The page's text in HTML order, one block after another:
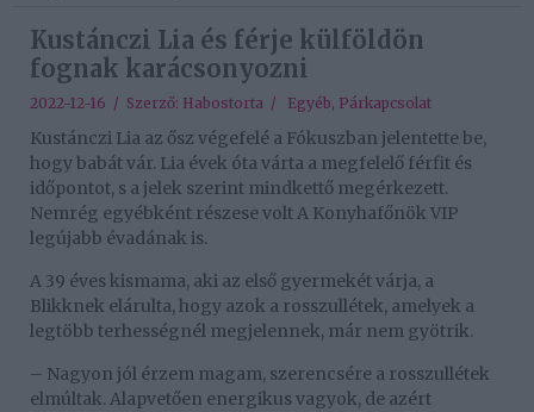
Kustánczi Lia és férje külföldön
fognak karácsonyozni
2022-12-16 / Szerző: Habostorta / Egyéb, Párkapcsolat
Kustánczi Lia az ősz végefelé a Fókuszban jelentette be,
hogy babát vár. Lia évek óta várta a megfelelő férfit és
időpontot, s a jelek szerint mindkettő megérkezett.
Nemrég egyébként részese volt A Konyhafőnök VIP
legújabb évadának is.
A 39 éves kismama, aki az első gyermekét várja, a
Blikknek elárulta, hogy azok a rosszullétek, amelyek a
legtöbb terhességnél megjelennek, már nem gyötrik.
– Nagyon jól érzem magam, szerencsére a rosszullétek
elmúltak. Alapvetően energikus vagyok, de azért